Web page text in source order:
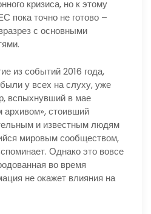
кризиса, но к этому
пока точно не готово –
с основными
из событий 2016 года,
у всех на слуху, уже
вспыхнувший в мае
архивом», стоивший
и известным людям
мировым сообществом,
Однако это вовсе
во время
не окажет влияния на